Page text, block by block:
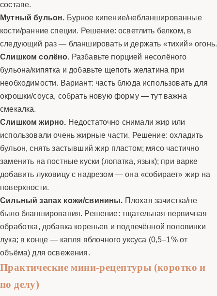
составе.
Мутный бульон. Бурное кипение/небланшированные
кости/ранние специи. Решение: осветлить белком, в
следующий раз — бланшировать и держать «тихий» огонь.
Слишком солёно. Разбавьте порцией несолёного
бульона/кипятка и добавьте щепоть желатина при
необходимости. Вариант: часть блюда использовать для
окрошки/соуса, собрать новую форму — тут важна
смекалка.
Слишком жирно. Недостаточно снимали жир или
использовали очень жирные части. Решение: охладить
бульон, снять застывший жир пластом; мясо частично
заменить на постные куски (лопатка, язык); при варке
добавить луковицу с надрезом — она «собирает» жир на
поверхности.
Сильный запах кожи/свинины. Плохая зачистка/не
было бланширования. Решение: тщательная первичная
обработка, добавка кореньев и подпечённой половинки
лука; в конце — капля яблочного уксуса (0,5–1% от
объёма) для освежения.
Практические мини-рецептуры (коротко и
по делу)